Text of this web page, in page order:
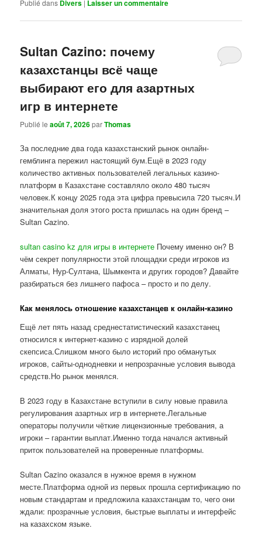
Publié dans Divers | Laisser un commentaire
Sultan Cazino: почему
казахстанцы всё чаще
выбирают его для азартных
игр в интернете
Publié leaoût 7, 2026parThomas
За последние два года казахстанский рынок онлайн-
гемблинга пережил настоящий бум.Ещё в 2023 году
количество активных пользователей легальных казино-
платформ в Казахстане составляло около 480 тысяч
человек.К концу 2025 года эта цифра превысила 720 тысяч.И
значительная доля этого роста пришлась на один бренд –
Sultan Cazino.
sultan casino kz для игры в интернете Почему именно он? В
чём секрет популярности этой площадки среди игроков из
Алматы, Нур-Султана, Шымкента и других городов? Давайте
разбираться без лишнего пафоса – просто и по делу.
Как менялось отношение казахстанцев к онлайн-казино
Ещё лет пять назад среднестатистический казахстанец
относился к интернет-казино с изрядной долей
скепсиса.Слишком много было историй про обманутых
игроков, сайты-однодневки и непрозрачные условия вывода
средств.Но рынок менялся.
В 2023 году в Казахстане вступили в силу новые правила
регулирования азартных игр в интернете.Легальные
операторы получили чёткие лицензионные требования, а
игроки – гарантии выплат.Именно тогда начался активный
приток пользователей на проверенные платформы.
Sultan Cazino оказался в нужное время в нужном
месте.Платформа одной из первых прошла сертификацию по
новым стандартам и предложила казахстанцам то, чего они
ждали: прозрачные условия, быстрые выплаты и интерфейс
на казахском языке.